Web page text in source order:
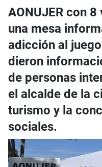
AONUJER con
una mesa
adicción al
dieron
de personas
el alcalde de la
turismo y la
sociales.